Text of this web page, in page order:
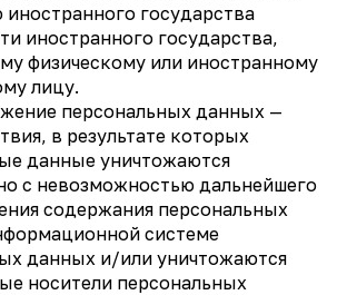
государства
иностранного государства,
физическому или иностранному
лицу.
персональных данных —
в результате которых
данные уничтожаются
с невозможностью дальнейшего
содержания персональных
системе
данных и/или уничтожаются
носители персональных